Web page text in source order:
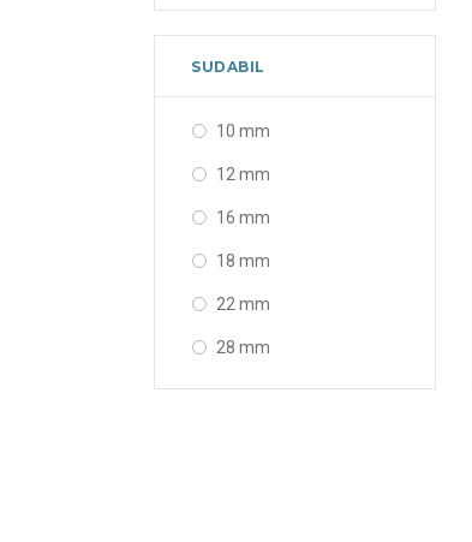
3/8 x 1 inch
5/8 x 1 inch
SUDABIL
10 mm
12 mm
16 mm
18 mm
22 mm
28 mm
35 mm